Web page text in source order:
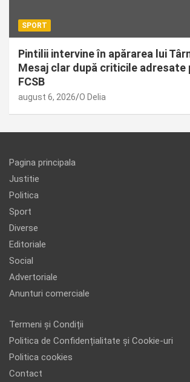
SPORT
Pintilii intervine în apărarea lui
Mesaj clar după criticile adresate
FCSB
august 6, 2026 O Delia
Pagina principala
Justitie
Politica
Sport
Diverse
Editoriale
Social
Advertoriale
Anunturi comerciale
Termeni și Condiții
Politica de Confidențialitate și Cookie-uri
Politica cookies
Contact